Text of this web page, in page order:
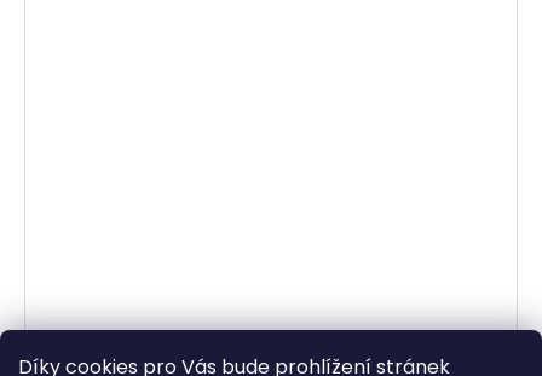
Díky cookies pro Vás bude prohlížení stránek